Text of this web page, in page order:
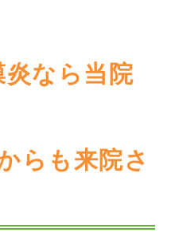
炎なら当院
らも来院さ